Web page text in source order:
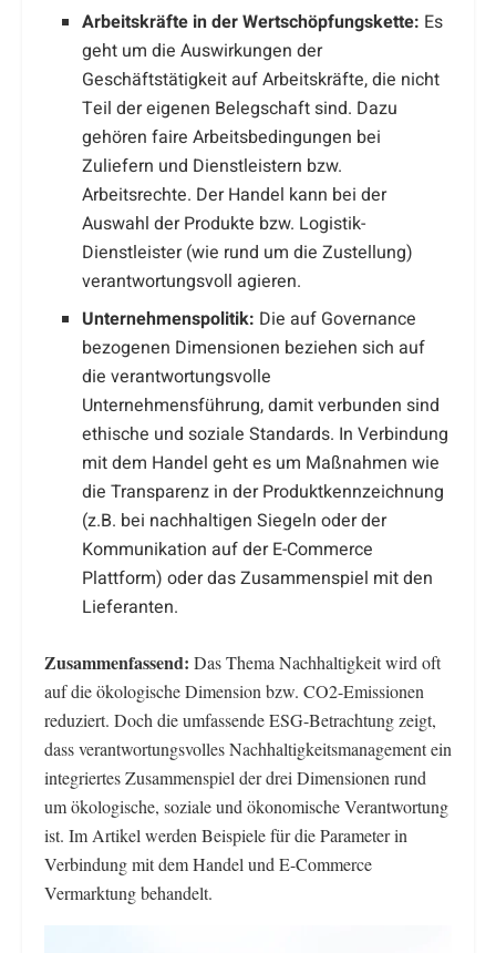
Arbeitskräfte in der Wertschöpfungskette: Es
geht um die Auswirkungen der
Geschäftstätigkeit auf Arbeitskräfte, die nicht
Teil der eigenen Belegschaft sind. Dazu
gehören faire Arbeitsbedingungen bei
Zuliefern und Dienstleistern bzw.
Arbeitsrechte. Der Handel kann bei der
Auswahl der Produkte bzw. Logistik-
Dienstleister (wie rund um die Zustellung)
verantwortungsvoll agieren.
Unternehmenspolitik: Die auf Governance
bezogenen Dimensionen beziehen sich auf
die verantwortungsvolle
Unternehmensführung, damit verbunden sind
ethische und soziale Standards. In Verbindung
mit dem Handel geht es um Maßnahmen wie
die Transparenz in der Produktkennzeichnung
(z.B. bei nachhaltigen Siegeln oder der
Kommunikation auf der E-Commerce
Plattform) oder das Zusammenspiel mit den
Lieferanten.
Zusammenfassend: Das Thema Nachhaltigkeit wird oft
auf die ökologische Dimension bzw. CO2-Emissionen
reduziert. Doch die umfassende ESG-Betrachtung zeigt,
dass verantwortungsvolles Nachhaltigkeitsmanagement ein
integriertes Zusammenspiel der drei Dimensionen rund
um ökologische, soziale und ökonomische Verantwortung
ist. Im Artikel werden Beispiele für die Parameter in
Verbindung mit dem Handel und E-Commerce
Vermarktung behandelt.